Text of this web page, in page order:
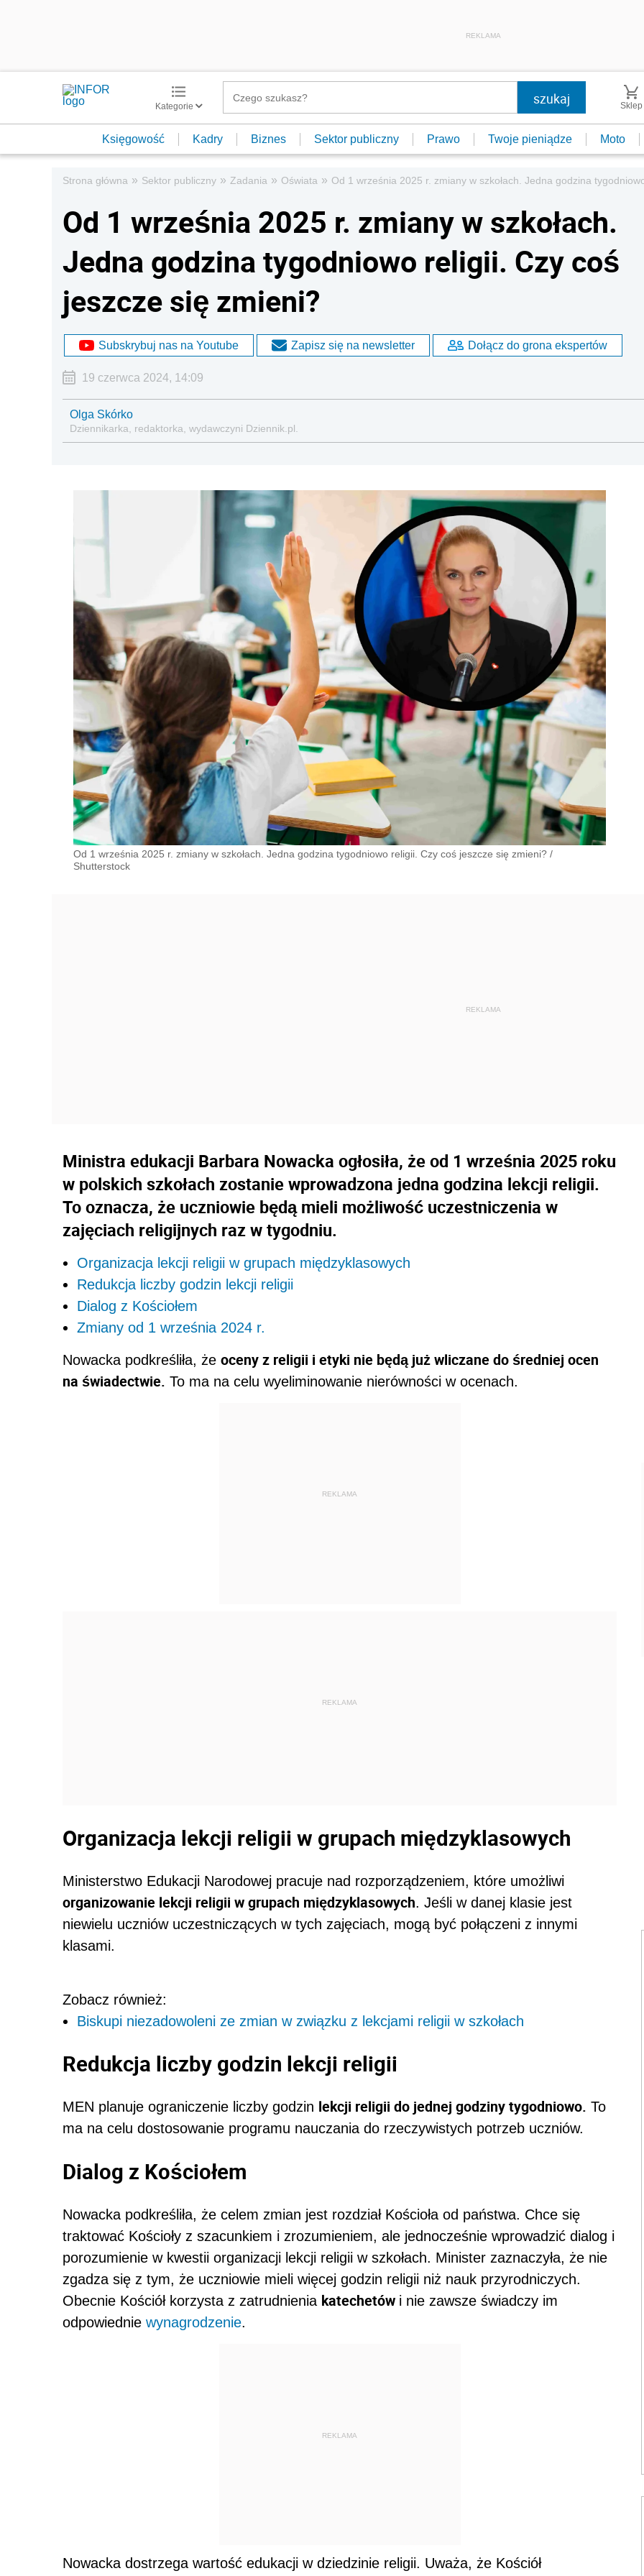
REKLAMA
Kategorie Sklep
Księgowość Kadry Biznes Sektor publiczny Prawo Twoje pieniądze Moto
Strona główna » Sektor publiczny » Zadania » Oświata » Od 1 września 2025 r. zmiany w szkołach. Jedna godzina
Od 1 września 2025 r. zmiany w szkołach.
Jedna godzina tygodniowo religii. Czy coś
jeszcze się zmieni?
Subskrybuj nas na Youtube Zapisz się na newsletter Dołącz do grona ekspertów
19 czerwca 2024, 14:09
Olga Skórko
Dziennikarka, redaktorka, wydawczyni Dziennik.pl.
Od 1 września 2025 r. zmiany w szkołach. Jedna godzina tygodniowo religii. Czy coś jeszcze się zmieni? /
Shutterstock
Ministra edukacji Barbara Nowacka ogłosiła, że od 1 września 2025 roku
w polskich szkołach zostanie wprowadzona jedna godzina lekcji religii.
To oznacza, że uczniowie będą mieli możliwość uczestniczenia w
zajęciach religijnych raz w tygodniu.
Organizacja lekcji religii w grupach międzyklasowych
Redukcja liczby godzin lekcji religii
Dialog z Kościołem
Zmiany od 1 września 2024 r.
Nowacka podkreśliła, że oceny z religii i etyki nie będą już wliczane do średniej ocen
na świadectwie. To ma na celu wyeliminowanie nierówności w ocenach.
REKLAMA
REKLAMA
Organizacja lekcji religii w grupach międzyklasowych
Ministerstwo Edukacji Narodowej pracuje nad rozporządzeniem, które umożliwi
organizowanie lekcji religii w grupach międzyklasowych. Jeśli w danej klasie jest
niewielu uczniów uczestniczących w tych zajęciach, mogą być połączeni z innymi
klasami.
Zobacz również:
Biskupi niezadowoleni ze zmian w związku z lekcjami religii w szkołach
Redukcja liczby godzin lekcji religii
MEN planuje ograniczenie liczby godzin lekcji religii do jednej godziny tygodniowo. To
ma na celu dostosowanie programu nauczania do rzeczywistych potrzeb uczniów.
Dialog z Kościołem
Nowacka podkreśliła, że celem zmian jest rozdział Kościoła od państwa. Chce się
traktować Kościoły z szacunkiem i zrozumieniem, ale jednocześnie wprowadzić dialog i
porozumienie w kwestii organizacji lekcji religii w szkołach. Minister zaznaczyła, że nie
zgadza się z tym, że uczniowie mieli więcej godzin religii niż nauk przyrodniczych.
Obecnie Kościół korzysta z zatrudnienia katechetów i nie zawsze świadczy im
odpowiednie wynagrodzenie.
REKLAMA
Nowacka dostrzega wartość edukacji w dziedzinie religii. Uważa, że Kościół